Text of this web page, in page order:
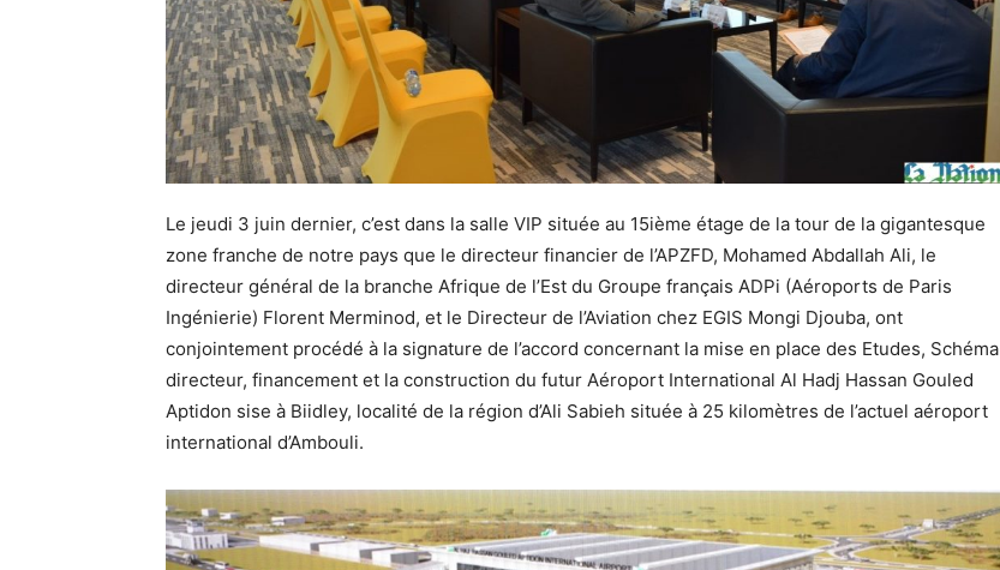
Le jeudi 3 juin dernier, c’est dans la salle VIP située au 15ième étage de la tour de la gigantesque
zone franche de notre pays que le directeur financier de l’APZFD, Mohamed Abdallah Ali, le
directeur général de la branche Afrique de l’Est du Groupe français ADPi (Aéroports de Paris
Ingénierie) Florent Merminod, et le Directeur de l’Aviation chez EGIS Mongi Djouba, ont
conjointement procédé à la signature de l’accord concernant la mise en place des Etudes, Schéma
directeur, financement et la construction du futur Aéroport International Al Hadj Hassan Gouled
Aptidon sise à Biidley, localité de la région d’Ali Sabieh située à 25 kilomètres de l’actuel aéroport
international d’Ambouli.